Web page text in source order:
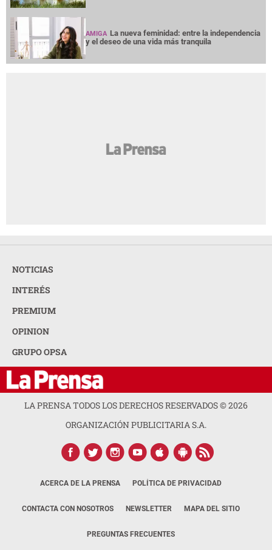
AMIGA La nueva feminidad: entre la independencia
y el deseo de una vida más tranquila
NOTICIAS
INTERÉS
PREMIUM
OPINION
GRUPO OPSA
LA PRENSA TODOS LOS DERECHOS RESERVADOS ©2026
ORGANIZACIÓN PUBLICITARIA S.A.
ACERCA DE LA PRENSA POLÍTICA DE PRIVACIDAD
CONTACTA CON NOSOTROS NEWSLETTER MAPA DEL SITIO
PREGUNTAS FRECUENTES